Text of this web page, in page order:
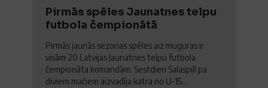
Pirmās spēles Jaunatnes telpu
futbola čempionātā
Pirmās jaunās sezonas spēles aiz muguras ir
visām 20 Latvijas Jaunatnes telpu futbola
čempionāta komandām. Sestdien Salaspilī pa
diviem mačiem aizvadīja katra no U-15...